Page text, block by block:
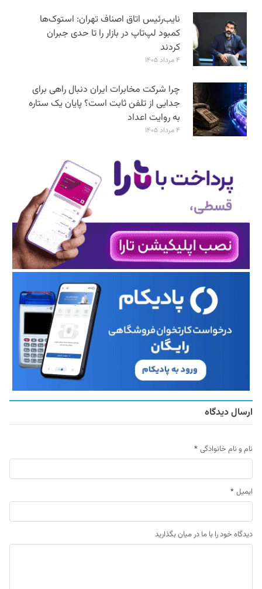
نایب‌رئیس اتاق اصناف تهران: استوک‌ها
کمبود لپ‌تاپ در بازار را تا حدی جبران
کردند
۴ مرداد ۱۴۰۵
چرا شرکت مخابرات ایران دنبال راهی برای
جدایی از تلفن ثابت است؟ پایان یک ستاره
به روایت اعداد
۴ مرداد ۱۴۰۵
ارسال دیدگاه
نام و نام خانوادگی *
ایمیل *
دیدگاه خود را با ما در میان بگذارید